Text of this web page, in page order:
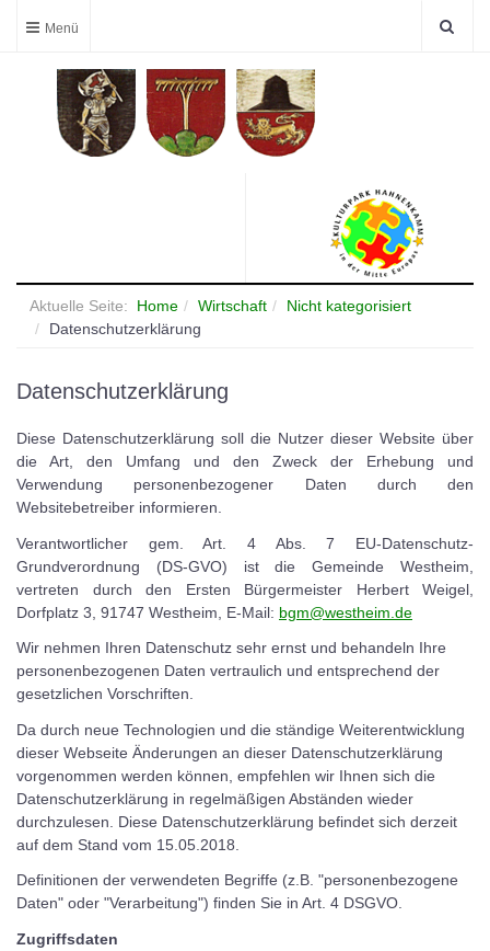
Aktuelle Seite: Home Wirtschaft
Nicht kategorisiert
Datenschutzerklärung
Datenschutzerklärung
Diese Datenschutzerklärung soll die Nutzer dieser Website über
die Art, den Umfang und den Zweck der Erhebung und
Verwendung personenbezogener Daten durch den
Websitebetreiber informieren.
Verantwortlicher gem. Art. 4 Abs. 7 EU-Datenschutz-
Grundverordnung (DS-GVO) ist die Gemeinde Westheim,
vertreten durch den Ersten Bürgermeister Herbert Weigel,
Dorfplatz 3, 91747 Westheim, E-Mail: bgm@westheim.de
Wir nehmen Ihren Datenschutz sehr ernst und behandeln Ihre
personenbezogenen Daten vertraulich und entsprechend der
gesetzlichen Vorschriften.
Da durch neue Technologien und die ständige Weiterentwicklung
dieser Webseite Änderungen an dieser Datenschutzerklärung
vorgenommen werden können, empfehlen wir Ihnen sich die
Datenschutzerklärung in regelmäßigen Abständen wieder
durchzulesen. Diese Datenschutzerklärung befindet sich derzeit
auf dem Stand vom 15.05.2018.
Definitionen der verwendeten Begriffe (z.B. "personenbezogene
Daten" oder "Verarbeitung") finden Sie in Art. 4 DSGVO.
Zugriffsdaten